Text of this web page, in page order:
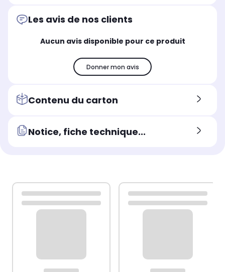
Les avis de nos clients
Aucun avis disponible pour ce produit
Donner mon avis
Contenu du carton
Notice, fiche technique...